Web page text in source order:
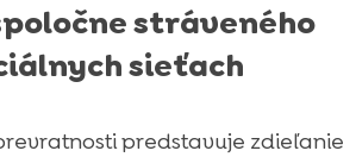
stráveného
sieťach
predstavuje zdieľanie